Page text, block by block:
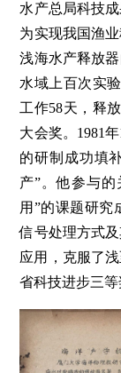
水产总局科技
为实现我国渔
浅海水产释放
水域上百次实
工作58天，释
大会奖。1981
的研制成功填
产”。他参与
用”的课题研究
信号处理方式
应用，克服了
省科技进步三等